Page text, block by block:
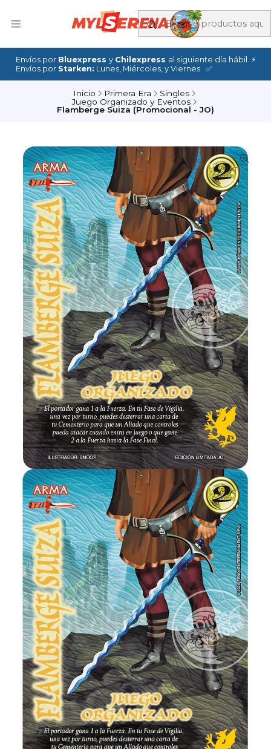
Envíos por Bluexpress y Chilexpress al siguiente día hábil. ⚡
Envíos por Starken: Lunes, Miércoles, y Viernes. ✅
Inicio Primera Era
Singles
Juego Organizado y Eventos
Flamberge Suiza (Promocional - JO)